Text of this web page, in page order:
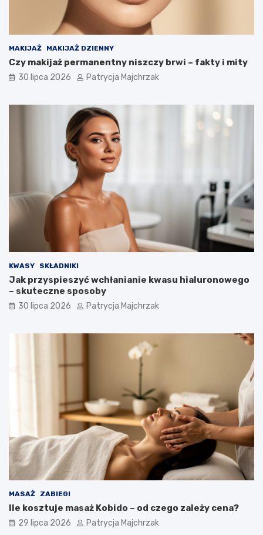
MAKIJAŻ MAKIJAŻ DZIENNY
Czy makijaż permanentny niszczy brwi – fakty i mity
30 lipca 2026 Patrycja Majchrzak
KWASY SKŁADNIKI
Jak przyspieszyć wchłanianie kwasu hialuronowego
– skuteczne sposoby
30 lipca 2026 Patrycja Majchrzak
MASAŻ ZABIEGI
Ile kosztuje masaż Kobido – od czego zależy cena?
29 lipca 2026 Patrycja Majchrzak